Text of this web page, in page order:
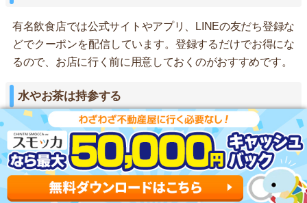
有名飲食店では公式サイトやアプリ、LINEの友だち登録な
どでクーポンを配信しています。登録するだけでお得にな
るので、お店に行く前に用意しておくのがおすすめです。
水やお茶は持参する
水やお茶などの飲み物は自宅から持参しましょう。コンビ
ニでペットボトルを買うと1本100～150円かかりますが、
お茶やコーヒーを家で作れば、500mlあたり約50円以下で
済みます。